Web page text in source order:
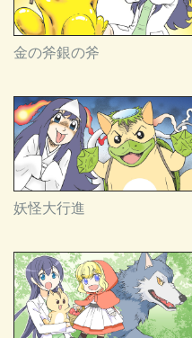
金の斧銀の斧
妖怪大行進